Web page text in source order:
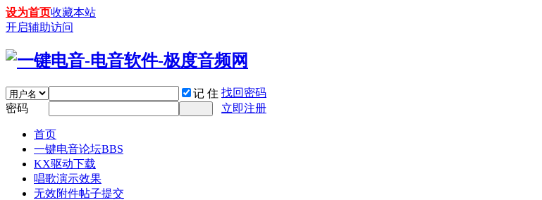
设为首页收藏本站
开启辅助访问
记 住 找回密码
密码
立即注册
首页
一键电音论坛BBS
KX驱动下载
唱歌演示效果
无效附件帖子提交